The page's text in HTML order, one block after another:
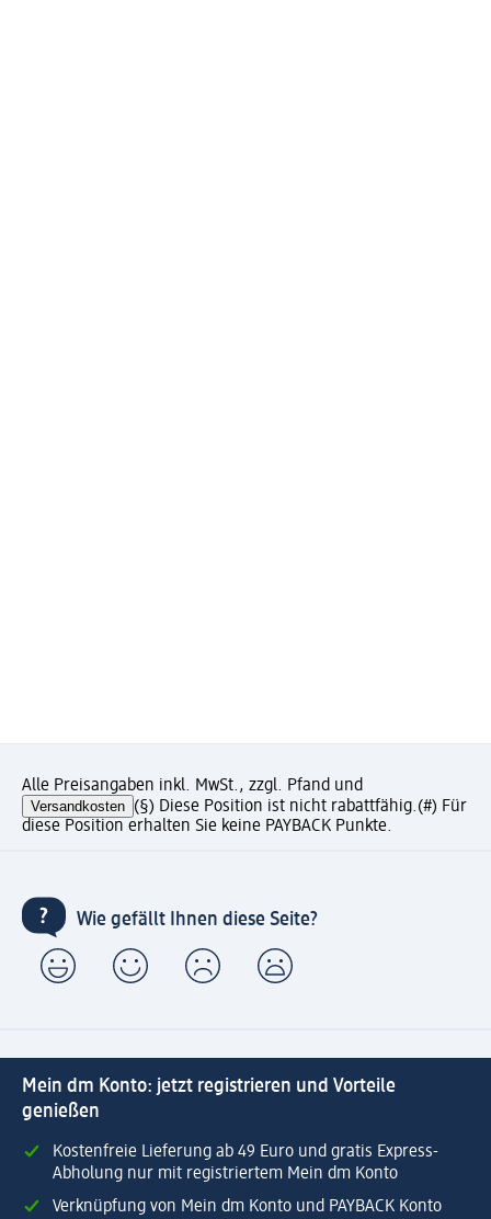
Alle Preisangaben inkl. MwSt., zzgl. Pfand und
Versandkosten (§) Diese Position ist nicht rabattfähig.(#) Für
diese Position erhalten Sie keine PAYBACK Punkte.
Wie gefällt Ihnen diese Seite?
Mein dm Konto: jetzt registrieren und Vorteile
genießen
Kostenfreie Lieferung ab 49 Euro und gratis Express-
Abholung nur mit registriertem Mein dm Konto
Verknüpfung von Mein dm Konto und PAYBACK Konto